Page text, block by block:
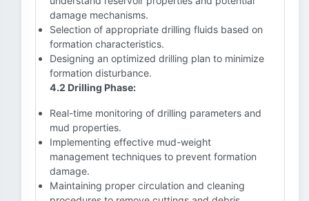
damage mechanisms.
Selection of appropriate drilling fluids based on
formation characteristics.
Designing an optimized drilling plan to minimize
formation disturbance.
4.2 Drilling Phase:
Real-time monitoring of drilling parameters and
mud properties.
Implementing effective mud-weight
management techniques to prevent formation
damage.
Maintaining proper circulation and cleaning